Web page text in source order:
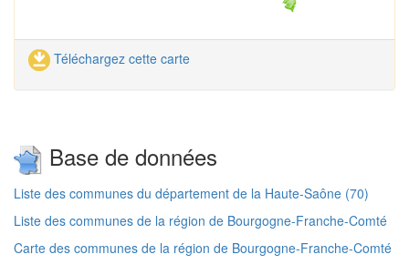
Téléchargez cette carte
Base de données
Liste des communes du département de la Haute-Saône (70)
Liste des communes de la région de Bourgogne-Franche-Comté
Carte des communes de la région de Bourgogne-Franche-Comté